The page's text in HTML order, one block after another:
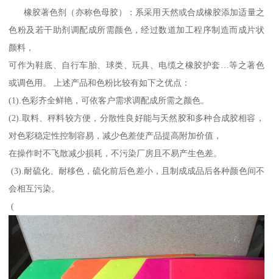
橡胶著色剂（亦称色母胶）：系采用天然或合成橡胶添加适量之
色粉及若干助剂调配成所需颜色，经过数道加工程序制造而成片状
颜料，
可作为鞋底、自行车胎、球类、玩具、电缆之橡胶护套…等之著色
或调色用。 上述产品和色粉比较有如下之优点：
(1).色彩齐全鲜艳，可依客户需求调配成所需之颜色。
(2).取料、秤料较方便，分散性良好能与天然胶和多种合成胶相容，
对色彩稳定性控制容易，减少色差使产品提高附加价值，
在操作时不飞散减少损耗，不污染厂房且不易产生色差。
(3).耐硫化、耐移色，硫化前后色差小，且制成成品后各种颜色间不
会相互污染。
(